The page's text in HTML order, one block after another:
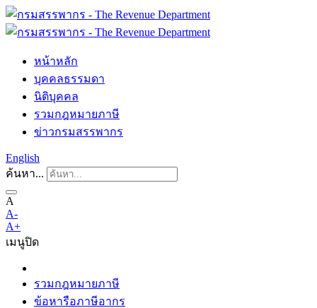
หน้าหลัก
บุคคลธรรมดา
นิติบุคคล
รวมกฎหมายภาษี
ข่าวกรมสรรพากร
English
ค้นหา...
A
A-
A+
เมนูปิด
รวมกฎหมายภาษี
ข้อหารือภาษีอากร